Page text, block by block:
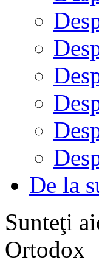
De la
Sunteţi
Ortodox